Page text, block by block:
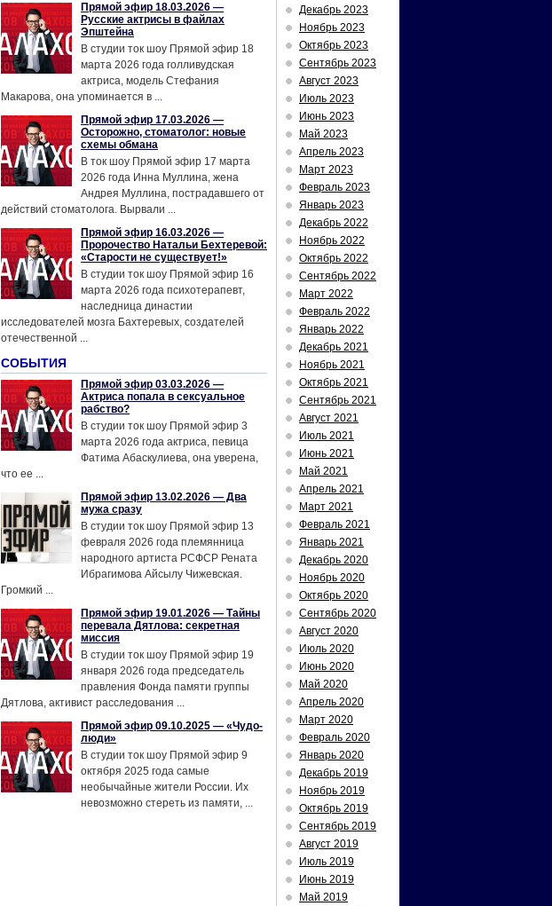
Прямой эфир 18.03.2026 —
Русские актрисы в файлах
Эпштейна
В студии ток шоу Прямой эфир 18
марта 2026 года голливудская
актриса, модель Стефания
Макарова, она упоминается в ...
Прямой эфир 17.03.2026 —
Осторожно, стоматолог: новые
схемы обмана
В ток шоу Прямой эфир 17 марта
2026 года Инна Муллина, жена
Андрея Муллина, пострадавшего от
действий стоматолога. Вырвали ...
Прямой эфир 16.03.2026 —
Пророчество Натальи Бехтеревой:
«Старости не существует!»
В студии ток шоу Прямой эфир 16
марта 2026 года психотерапевт,
наследница династии
исследователей мозга Бахтеревых, создателей
отечественной ...
СОБЫТИЯ
Прямой эфир 03.03.2026 —
Актриса попала в сексуальное
рабство?
В студии ток шоу Прямой эфир 3
марта 2026 года актриса, певица
Фатима Абаскулиева, она уверена,
что ее ...
Прямой эфир 13.02.2026 — Два
мужа сразу
В студии ток шоу Прямой эфир 13
февраля 2026 года племянница
народного артиста РСФСР Рената
Ибрагимова Айсылу Чижевская.
Громкий ...
Прямой эфир 19.01.2026 — Тайны
перевала Дятлова: секретная
миссия
В студии ток шоу Прямой эфир 19
января 2026 года председатель
правления Фонда памяти группы
Дятлова, активист расследования ...
Прямой эфир 09.10.2025 — «Чудо-
люди»
В студии ток шоу Прямой эфир 9
октября 2025 года самые
необычайные жители России. Их
невозможно стереть из памяти, ...
Декабрь 2023
Ноябрь 2023
Октябрь 2023
Сентябрь 2023
Август 2023
Июль 2023
Июнь 2023
Май 2023
Апрель 2023
Март 2023
Февраль 2023
Январь 2023
Декабрь 2022
Ноябрь 2022
Октябрь 2022
Сентябрь 2022
Март 2022
Февраль 2022
Январь 2022
Декабрь 2021
Ноябрь 2021
Октябрь 2021
Сентябрь 2021
Август 2021
Июль 2021
Июнь 2021
Май 2021
Апрель 2021
Март 2021
Февраль 2021
Январь 2021
Декабрь 2020
Ноябрь 2020
Октябрь 2020
Сентябрь 2020
Август 2020
Июль 2020
Июнь 2020
Май 2020
Апрель 2020
Март 2020
Февраль 2020
Январь 2020
Декабрь 2019
Ноябрь 2019
Октябрь 2019
Сентябрь 2019
Август 2019
Июль 2019
Июнь 2019
Май 2019